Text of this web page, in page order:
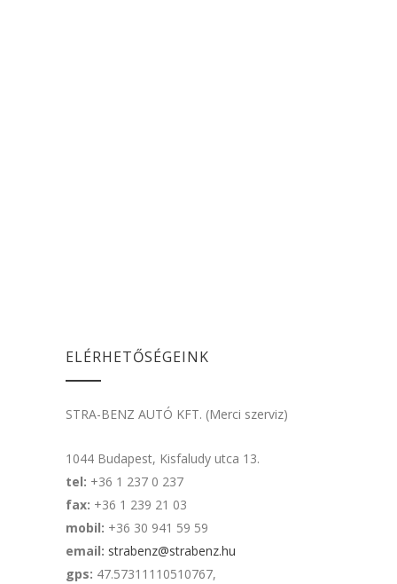
ELÉRHETŐSÉGEINK
STRA-BENZ AUTÓ KFT. (Merci szerviz)
1044 Budapest, Kisfaludy utca 13.
tel: +36 1 237 0 237
fax: +36 1 239 21 03
mobil: +36 30 941 59 59
email: strabenz@strabenz.hu
gps: 47.57311110510767,